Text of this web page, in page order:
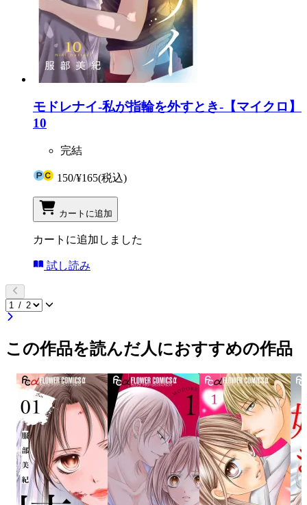
モドレナイ-私が指輪を外すとき-【マイクロ】
10
完結
150/¥165(税込)
カートに追加
カートに追加しました
試し読み
この作品を読んだ人におすすめの作品